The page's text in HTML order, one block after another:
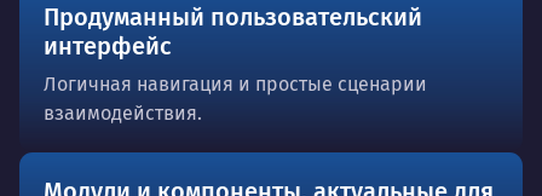
Продуманный пользовательский
интерфейс
Логичная навигация и простые сценарии
взаимодействия.